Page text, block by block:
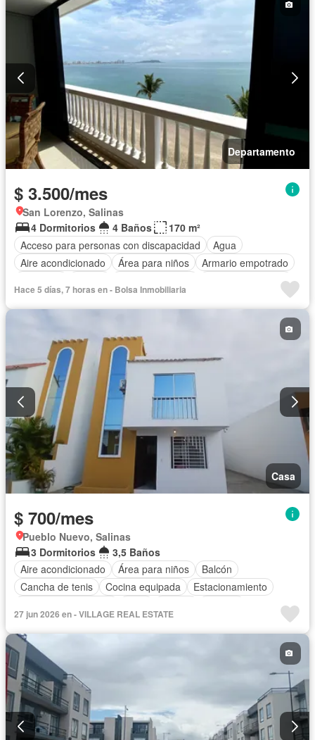
Departamento
$ 3.500/mes
San Lorenzo, Salinas
4 Dormitorios
4 Baños
170 m²
Acceso para personas con discapacidad
Agua
Aire acondicionado
Área para niños
Armario empotrado
Cuarto de servicio
Electricidad
Estacionamiento
Garita de guardianía
Completamente amoblado
Hace 5 días, 7 horas en - Bolsa Inmobiliaria
Casa
$ 700/mes
Pueblo Nuevo, Salinas
3 Dormitorios
3,5 Baños
Aire acondicionado
Área para niños
Balcón
Cancha de tenis
Cocina equipada
Estacionamiento
Vista panorámica
27 jun 2026 en - VILLAGE REAL ESTATE